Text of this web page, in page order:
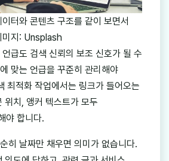
터와 콘텐츠 구조를 같이 보면서
미지: Unsplash
급도 검색 신뢰의 보조 신호가 될 수
맞는 언급을 꾸준히 관리해야
최적화 작업에서는 링크가 들어오는
위치, 앵커 텍스트가 모두
야 합니다.
히 날짜만 채우면 의미가 없습니다.